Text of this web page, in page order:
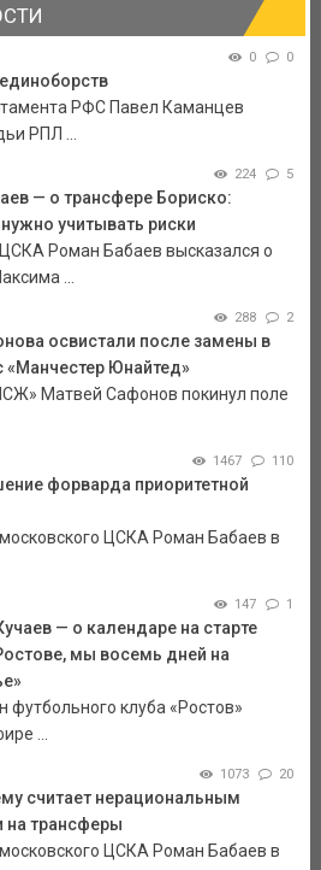
0 0
РФС Павел Каманцев
РПЛ ...
224 5
— о трансфере Бориско:
учитывать риски
Роман Бабаев высказался о
...
288 2
освистали после замены в
Юнайтед»
Матвей Сафонов покинул поле
1467 110
форварда приоритетной
ЦСКА Роман Бабаев в
147 1
— о календаре на старте
мы восемь дней на
футбольного клуба «Ростов»
...
1073 20
считает нерациональным
на трансферы
ЦСКА Роман Бабаев в